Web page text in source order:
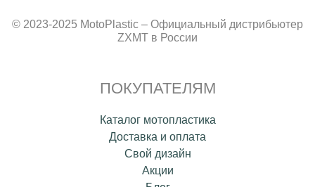
© 2023-2025 MotoPlastic – Официальный дистрибьютер
ZXMT в России
ПОКУПАТЕЛЯМ
Каталог мотопластика
Доставка и оплата
Свой дизайн
Акции